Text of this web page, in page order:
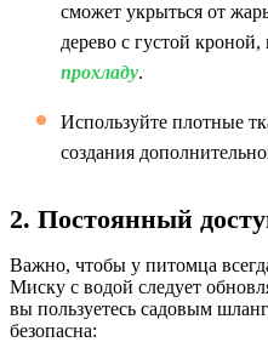
сможет укрыться от
дерево с густой кроной,
прохладу.
Используйте плотные
создания
2. Постоянный
Важно, чтобы у питомца
Миску с водой следует
вы пользуетесь садовым
безопасна: